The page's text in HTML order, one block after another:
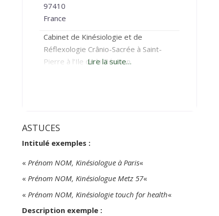
97410
France
Cabinet de Kinésiologie et de
Réflexologie Crânio-Sacrée à Saint-
Pierre à l’Ile de la Réunion
Lire la suite…
ASTUCES
Intitulé exemples :
« Prénom NOM, Kinésiologue à Paris«
« Prénom NOM, Kinésiologue Metz 57«
« Prénom NOM, Kinésiologie touch for health«
Description exemple :